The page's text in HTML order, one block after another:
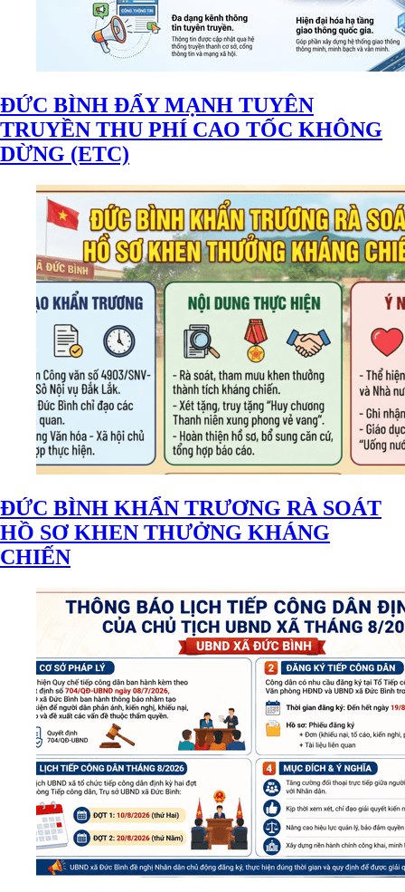
ĐỨC BÌNH ĐẨY MẠNH TUYÊN
TRUYỀN THU PHÍ CAO TỐC KHÔNG
DỪNG (ETC)
ĐỨC BÌNH KHẨN TRƯƠNG RÀ SOÁT
HỒ SƠ KHEN THƯỞNG KHÁNG
CHIẾN